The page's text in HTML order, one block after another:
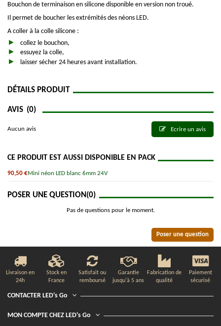
Bouchon de terminaison en silicone disponible en version non troué.
Il permet de boucher les extrémités des néons LED.
A coller à la colle silicone :
collez le bouchon,
essuyez la colle,
laisser sécher 24 heures avant installation.
DÉTAILS PRODUIT
AVIS (0)
Aucun avis Ecrire un avis
CE PRODUIT EST AUSSI DISPONIBLE EN PACK
Mini néon LED blanc 6mm 24V
90,50 €
POSER UNE QUESTION(0)
Pas de questions pour le moment.
Poser une question
Livraison en
24h
Stock en
France
Satisfait ou
remboursé
Garantie
jusqu'à 5 ans
Fabrication de
qualité
Paiement
sécurisé
CONTACTER LED's Go
MON COMPTE CHEZ LED's Go